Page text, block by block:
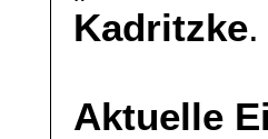
Kadritzke.
Aktuelle